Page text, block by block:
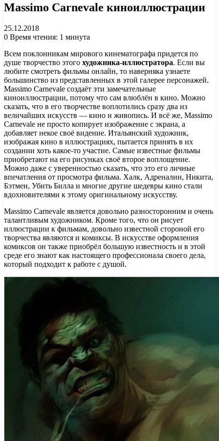
Massimo Carnevale киноиллюстрации
25.12.2018
0 Время чтения: 1 минута
Всем поклонникам мирового кинематографа придется по
душе творчество этого художника-иллюстратора. Если вы
любите смотреть фильмы онлайн, то наверняка узнаете
большинство из представленных в этой галерее персонажей.
Massimo Carnevale создаёт эти замечательные
киноиллюстрации, потому что сам влюблён в кино. Можно
сказать, что в его творчестве воплотились сразу два из
величайших искусств — кино и живопись. И всё же, Massimo
Carnevale не просто копирует изображение с экрана, а
добавляет некое своё видение. Итальянский художник,
изображая кино в иллюстрациях, пытается принять в их
создании хоть какое-то участие. Самые известные фильмы
приобретают на его рисунках своё второе воплощение.
Можно даже с уверенностью сказать, что это его личные
впечатления от просмотра фильма. Халк, Адреналин, Никита,
Бэтмен, Убить Билла и многие другие шедевры кино стали
вдохновителями к этому оригинальному искусству.
Massimo Carnevale является довольно разносторонним и очень
талантливым художником. Кроме того, что он рисует
иллюстрации к фильмам, довольно известной стороной его
творчества являются и комиксы. В искусстве оформления
комиксов он также приобрёл большую известность и в этой
среде его знают как настоящего профессионала своего дела,
который подходит к работе с душой.